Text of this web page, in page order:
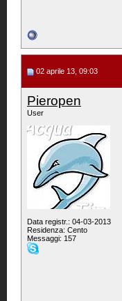
02 aprile 13, 09:03
Pieropen
User
Data registr.: 04-03-2013
Residenza: Cento
Messaggi: 157